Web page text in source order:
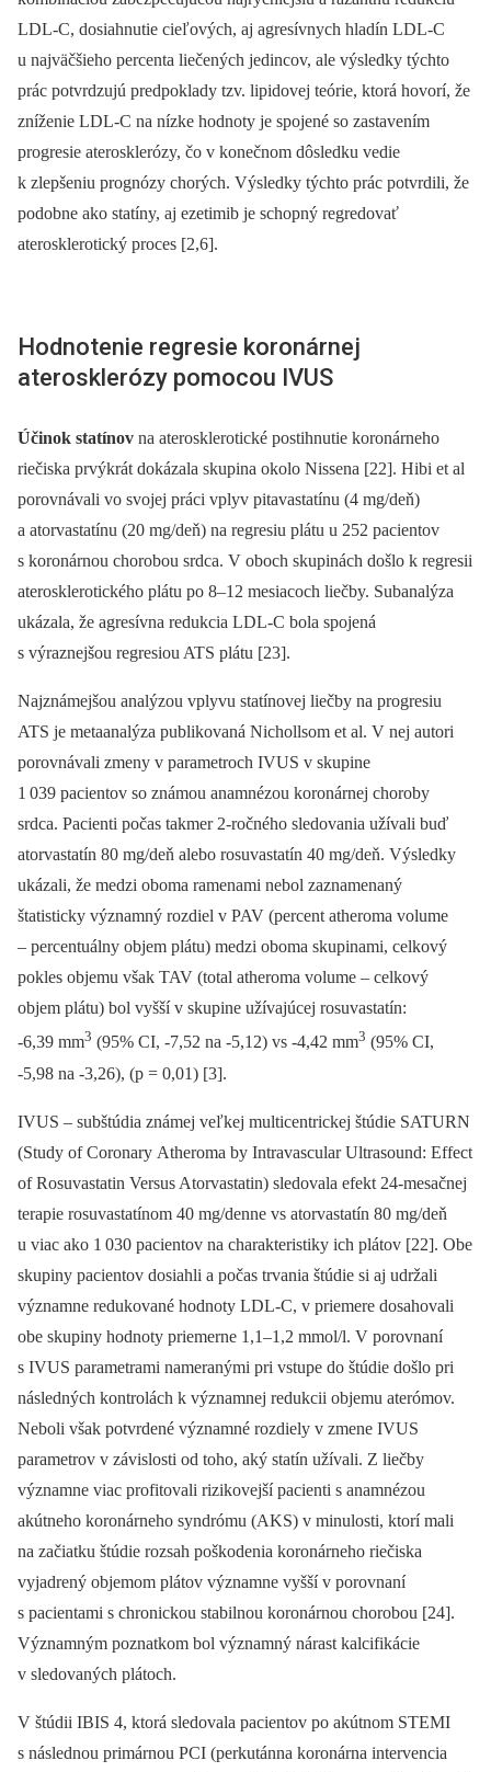
LDL-C, dosiahnutie cieľových, aj agresívnych hladín LDL-C
u najväčšieho percenta liečených jedincov, ale výsledky týchto
prác potvrdzujú predpoklady tzv. lipidovej teórie, ktorá hovorí, že
zníženie LDL-C na nízke hodnoty je spojené so zastavením
progresie aterosklerózy, čo v konečnom dôsledku vedie
k zlepšeniu prognózy chorých. Výsledky týchto prác potvrdili, že
podobne ako statíny, aj ezetimib je schopný regredovať
aterosklerotický proces [2,6].
Hodnotenie regresie koronárnej
aterosklerózy pomocou IVUS
Účinok statínov na aterosklerotické postihnutie koronárneho
riečiska prvýkrát dokázala skupina okolo Nissena [22]. Hibi et al
porovnávali vo svojej práci vplyv pita­vastatínu (4 mg/deň)
a atorvastatínu (20 mg/deň) na regresiu plátu u 252 pacientov
s koronárnou chorobou srdca. V oboch skupinách došlo k regresii
aterosklerotického plátu po 8–12 mesiacoch liečby. Subanalýza
ukázala, že agresívna redukcia LDL-C bola spojená
s výraznejšou regresiou ATS plátu [23].
Najznámejšou analýzou vplyvu statínovej liečby na progresiu
ATS je metaanalýza publikovaná Nichollsom et al. V nej autori
porovnávali zmeny v parametroch IVUS v skupine
1 039 pacientov so známou anamnézou koronárnej choroby
srdca. Pacienti počas takmer 2-ročného sledovania užívali buď
atorvastatín 80 mg/deň alebo rosuvastatín 40 mg/deň. Výsledky
ukázali, že medzi oboma ramenami nebol zaznamenaný
štatisticky významný rozdiel v PAV (percent atheroma volume
–⁠ percentuálny objem plátu) medzi oboma skupinami, celkový
pokles objemu však TAV (total atheroma volume –⁠ celkový
objem plátu) bol vyšší v skupine užívajúcej rosuvastatín:
-6,39 mm3 (95% CI, -7,52 na -5,12) vs -4,42 mm3 (95% CI,
-5,98 na -3,26), (p = 0,01) [3].
IVUS –⁠ subštúdia známej veľkej multicentrickej štúdie SATURN
(Study of Coronary Atheroma by Intravascular Ultrasound: Effect
of Rosuvastatin Versus Atorvastatin) sledovala efekt 24-mesačnej
terapie rosuvastatínom 40 mg/denne vs atorvastatín 80 mg/deň
u viac ako 1 030 pacientov na charakteristiky ich plátov [22]. Obe
skupiny pacientov dosiahli a počas trvania štúdie si aj udržali
významne redukované hodnoty LDL-C, v priemere dosahovali
obe skupiny hodnoty priemerne 1,1–1,2 mmol/l. V porovnaní
s IVUS parametrami nameranými pri vstupe do štúdie došlo pri
následných kontrolách k významnej redukcii objemu aterómov.
Neboli však potvrdené významné rozdiely v zmene IVUS
parametrov v závislosti od toho, aký statín užívali. Z liečby
významne viac profitovali rizikovejší pacienti s anamnézou
akútneho koronárneho syndrómu (AKS) v minulosti, ktorí mali
na začiatku štúdie rozsah poškodenia koronárneho riečiska
vyjadrený objemom plátov významne vyšší v porovnaní
s pacientami s chronickou stabilnou koronárnou chorobou [24].
Významným poznatkom bol významný nárast kalcifikácie
v sledovaných plátoch.
V štúdii IBIS 4, ktorá sledovala pacientov po akútnom STEMI
s následnou primárnou PCI (perkutánna koronárna intervencia